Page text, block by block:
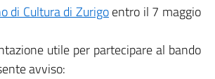
di Cultura di Zurigoentro il 7 maggio
utile per partecipare al bando
avviso: